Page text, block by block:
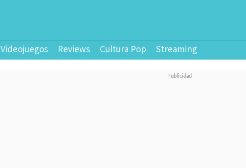
Videojuegos Reviews Cultura Pop Streaming